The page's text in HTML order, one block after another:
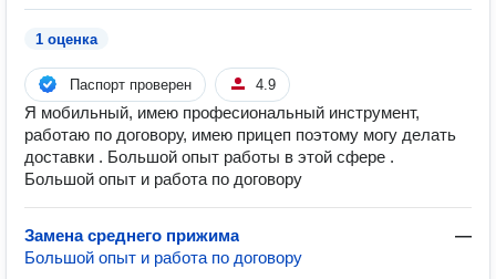
1 оценка
Паспорт проверен 4.9
Я мобильный, имею професиональный инструмент,
работаю по договору, имею прицеп поэтому могу делать
доставки . Большой опыт работы в этой сфере .
Большой опыт и работа по договору
Замена среднего прижима
—
Большой опыт и работа по договору